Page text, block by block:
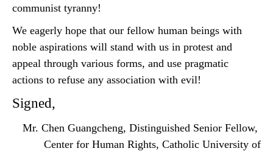
communist tyranny!
We eagerly hope that our fellow human beings with
noble aspirations will stand with us in protest and
appeal through various forms, and use pragmatic
actions to refuse any association with evil!
Signed,
Mr. Chen Guangcheng, Distinguished Senior Fellow,
Center for Human Rights, Catholic University of